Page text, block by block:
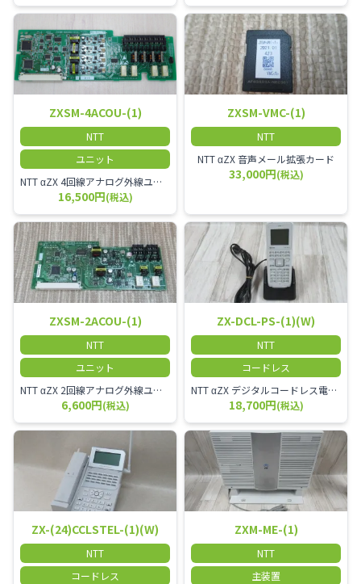
ZXSM-4ACOU-(1)
NTT
ユニット
NTT αZX 4回線アナログ外線ユニット アナログ4ch収容ユニット
16,500円(税込)
ZXSM-VMC-(1)
NTT
NTT αZX 音声メール拡張カード
33,000円(税込)
ZXSM-2ACOU-(1)
NTT
ユニット
NTT αZX 2回線アナログ外線ユニット
6,600円(税込)
ZX-DCL-PS-(1)(W)
NTT
コードレス
NTT αZX デジタルコードレス電話機 対応主装置及びアンテナを使用してご利用いただけます。 特に工場や倉庫等、オフィスから離れたところで作業をされている方に適しています。
18,700円(税込)
ZX-(24)CCLSTEL-(1)(W)
NTT
コードレス
ZXM-ME-(1)
NTT
主装置